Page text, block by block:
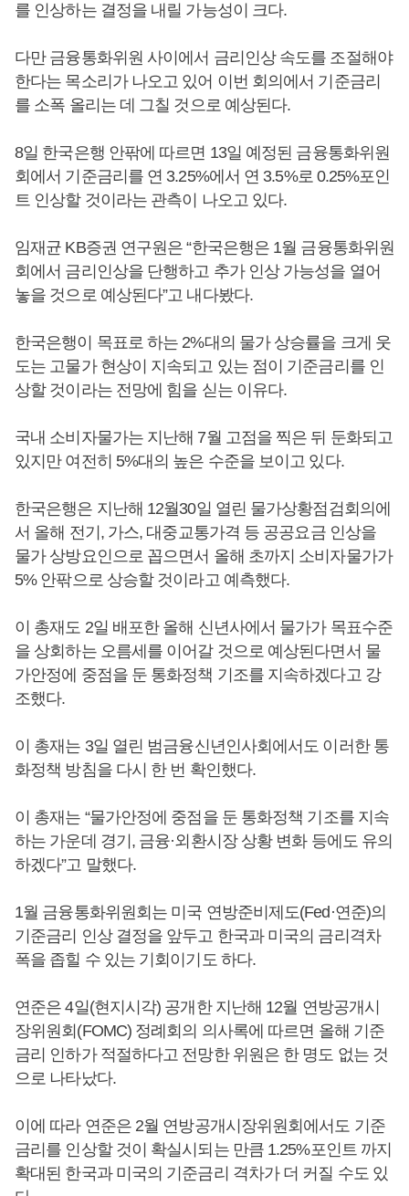
를 인상하는 결정을 내릴 가능성이 크다.
다만 금융통화위원 사이에서 금리인상 속도를 조절해야
한다는 목소리가 나오고 있어 이번 회의에서 기준금리
를 소폭 올리는 데 그칠 것으로 예상된다.
8일 한국은행 안팎에 따르면 13일 예정된 금융통화위원
회에서 기준금리를 연 3.25%에서 연 3.5%로 0.25%포인
트 인상할 것이라는 관측이 나오고 있다.
임재균 KB증권 연구원은 “한국은행은 1월 금융통화위원
회에서 금리인상을 단행하고 추가 인상 가능성을 열어
놓을 것으로 예상된다”고 내다봤다.
한국은행이 목표로 하는 2%대의 물가 상승률을 크게 웃
도는 고물가 현상이 지속되고 있는 점이 기준금리를 인
상할 것이라는 전망에 힘을 싣는 이유다.
국내 소비자물가는 지난해 7월 고점을 찍은 뒤 둔화되고
있지만 여전히 5%대의 높은 수준을 보이고 있다.
한국은행은 지난해 12월30일 열린 물가상황점검회의에
서 올해 전기, 가스, 대중교통가격 등 공공요금 인상을
물가 상방요인으로 꼽으면서 올해 초까지 소비자물가가
5% 안팎으로 상승할 것이라고 예측했다.
이 총재도 2일 배포한 올해 신년사에서 물가가 목표수준
을 상회하는 오름세를 이어갈 것으로 예상된다면서 물
가안정에 중점을 둔 통화정책 기조를 지속하겠다고 강
조했다.
이 총재는 3일 열린 범금융신년인사회에서도 이러한 통
화정책 방침을 다시 한 번 확인했다.
이 총재는 “물가안정에 중점을 둔 통화정책 기조를 지속
하는 가운데 경기, 금융·외환시장 상황 변화 등에도 유의
하겠다”고 말했다.
1월 금융통화위원회는 미국 연방준비제도(Fed·연준)의
기준금리 인상 결정을 앞두고 한국과 미국의 금리격차
폭을 좁힐 수 있는 기회이기도 하다.
연준은 4일(현지시각) 공개한 지난해 12월 연방공개시
장위원회(FOMC) 정례회의 의사록에 따르면 올해 기준
금리 인하가 적절하다고 전망한 위원은 한 명도 없는 것
으로 나타났다.
이에 따라 연준은 2월 연방공개시장위원회에서도 기준
금리를 인상할 것이 확실시되는 만큼 1.25%포인트 까지
확대된 한국과 미국의 기준금리 격차가 더 커질 수도 있